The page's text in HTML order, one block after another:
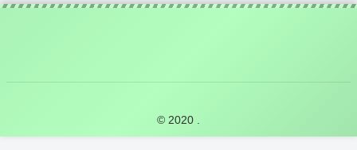
© 2020 .